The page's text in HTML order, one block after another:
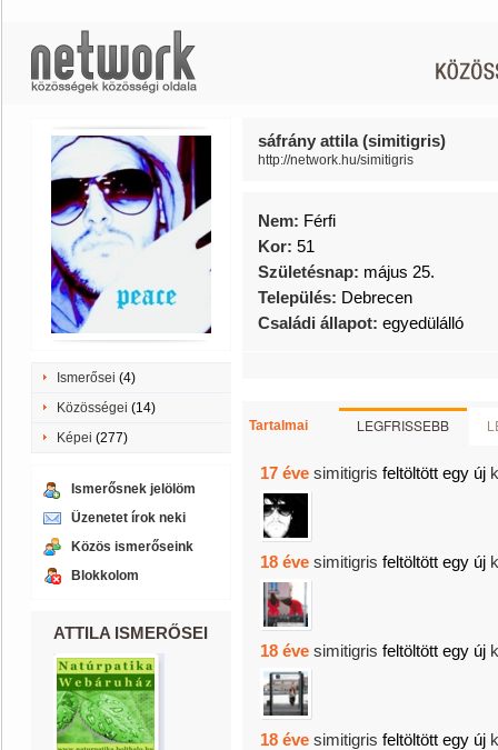
Ismerősei (4)
Közösségei (14)
Képei (277)
Ismerősnek jelölöm
Üzenetet írok neki
Közös ismerőseink
Blokkolom
ATTILA ISMERŐSEI
sáfrány attila (simitigris)
http://network.hu/simitigris
Nem: Férfi
Kor: 51
Születésnap: május 25.
Település: Debrecen
Családi állapot: egyedülálló
Tartalmai LEGFRISSEBB
17 éve simitigris feltöltött egy új
18 éve simitigris feltöltött egy új
18 éve simitigris feltöltött egy új
18 éve simitigris feltöltött egy új